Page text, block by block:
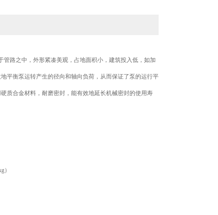
路之中，外形紧凑美观，占地面积小，建筑投入低，如加
衡泵运转产生的径向和轴向负荷，从而保证了泵的运行平
合金材料，耐磨密封，能有效地延长机械密封的使用寿
）